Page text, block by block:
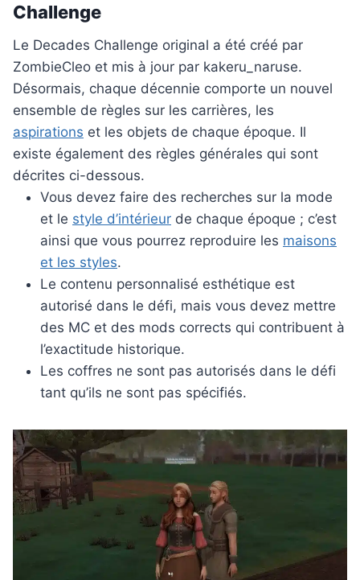
Challenge
Le Decades Challenge original a été créé par
ZombieCleo et mis à jour par kakeru_naruse.
Désormais, chaque décennie comporte un nouvel
ensemble de règles sur les carrières, les
aspirations et les objets de chaque époque. Il
existe également des règles générales qui sont
décrites ci-dessous.
Vous devez faire des recherches sur la mode
et le style d’intérieur de chaque époque ; c’est
ainsi que vous pourrez reproduire les maisons
et les styles.
Le contenu personnalisé esthétique est
autorisé dans le défi, mais vous devez mettre
des MC et des mods corrects qui contribuent à
l’exactitude historique.
Les coffres ne sont pas autorisés dans le défi
tant qu’ils ne sont pas spécifiés.